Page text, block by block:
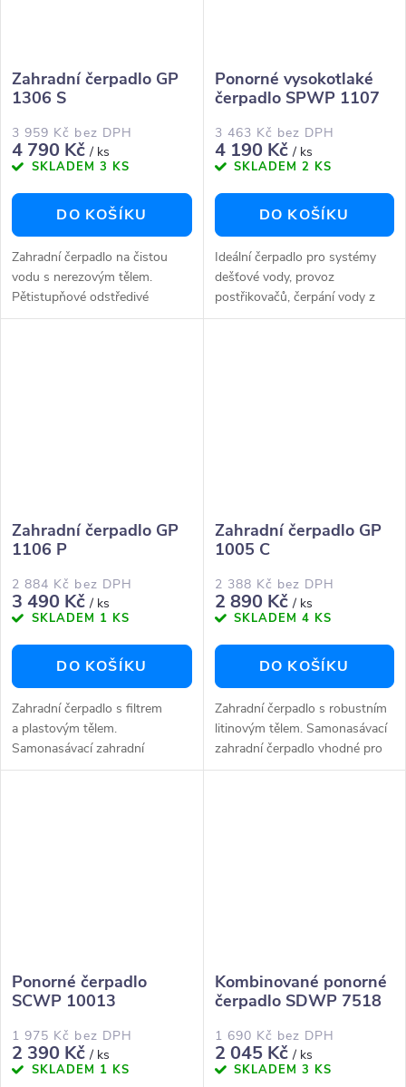
Zahradní čerpadlo GP
1306 S
3 959 Kč bez DPH
4 790 Kč/ ks
SKLADEM 3 KS
DO KOŠÍKU
Zahradní čerpadlo na čistou
vodu s nerezovým tělem.
Pětistupňové odstředivé
čerpadlo s mimořádně vysokým
Ponorné vysokotlaké
čerpadlo SPWP 1107
3 463 Kč bez DPH
4 190 Kč/ ks
SKLADEM2 KS
DO KOŠÍKU
Ideální čerpadlo pro systémy
dešťové vody, provoz
postřikovačů, čerpání vody z
cisteren, akumulačních nádrží,
Zahradní čerpadlo GP
1106 P
2 884 Kč bez DPH
3 490 Kč/ ks
SKLADEM 1 KS
DO KOŠÍKU
Zahradní čerpadlo s filtrem
a plastovým tělem.
Samonasávací zahradní
čerpadlo vhodné pro
Zahradní čerpadlo GP
1005 C
2 388 Kč bez DPH
2 890 Kč/ ks
SKLADEM4 KS
DO KOŠÍKU
Zahradní čerpadlo s robustním
litinovým tělem. Samonasávací
zahradní čerpadlo vhodné pro
zavlažování zahrady a pro
Ponorné čerpadlo
SCWP 10013
1 975 Kč bez DPH
2 390 Kč/ ks
SKLADEM 1 KS
Kombinované ponorné
čerpadlo SDWP 7518
1 690 Kč bez DPH
2 045 Kč/ ks
SKLADEM3 KS